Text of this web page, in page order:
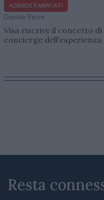
AZIENDE E MERCATI
Davide Sechi
Visa riscrive il concetto di
concierge dell’esperienza
Resta